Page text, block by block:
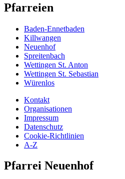
Pfarreien
Baden-Ennetbaden
Killwangen
Neuenhof
Spreitenbach
Wettingen St. Anton
Wettingen St. Sebastian
Würenlos
Kontakt
Organisationen
Impressum
Datenschutz
Cookie-Richtlinien
A-Z
Pfarrei Neuenhof